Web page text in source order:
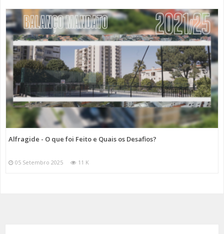
Alfragide - O que foi Feito e Quais os Desafios?
05 Setembro 2025 11 K